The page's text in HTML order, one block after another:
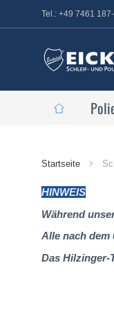
Tel.: +49 7461
Startseite
HINWEIS
Während
Alle nach dem
Das Hilzinger-